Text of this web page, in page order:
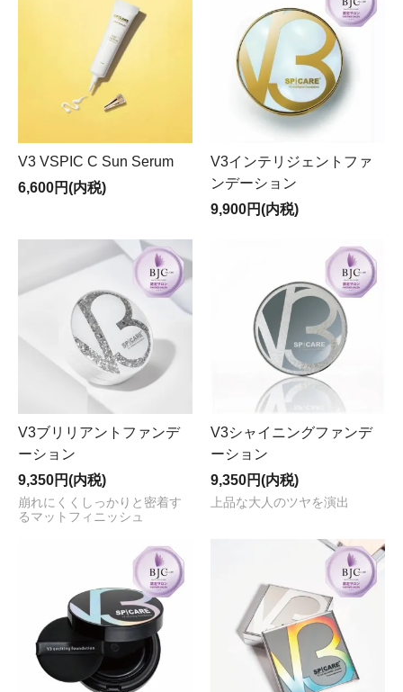
V3 VSPIC C Sun Serum
6,600円(内税)
V3インテリジェントファ
ンデーション
9,900円(内税)
V3ブリリアントファンデ
ーション
9,350円(内税)
崩れにくくしっかりと密着す
るマットフィニッシュ
V3シャイニングファンデ
ーション
9,350円(内税)
上品な大人のツヤを演出